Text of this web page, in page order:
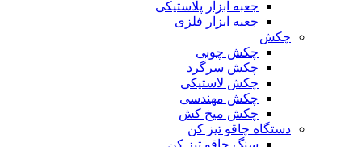
جعبه ابزار پلاستیکی
جعبه ابزار فلزی
چکش
چکش چوبی
چکش سرگرد
چکش لاستیکی
چکش مهندسی
چکش میخ کش
دستگاه چاقو تیز کن
سنگ چاقو تیز کن